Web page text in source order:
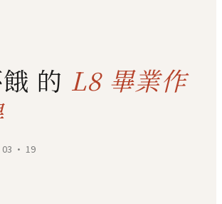
的 L8 畢業作
03 · 19